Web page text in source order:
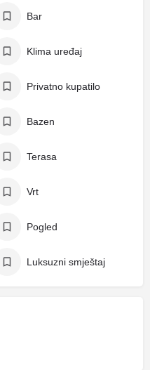
Bar
Klima uređaj
Privatno kupatilo
Bazen
Terasa
Vrt
Pogled
Luksuzni smještaj